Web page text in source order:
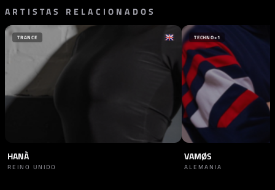
ARTISTAS RELACIONADOS
TRANCE
HANÀ
REINO UNIDO
TECHNO+1
VAMØS
ALEMANIA